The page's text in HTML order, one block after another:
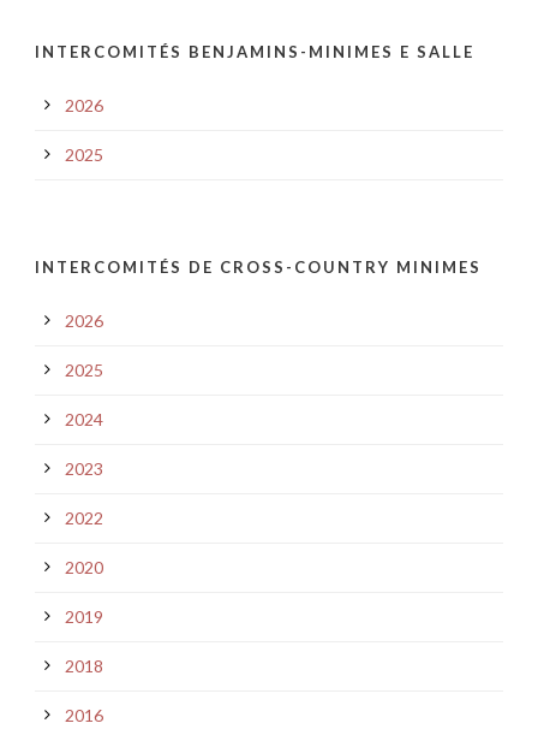
INTERCOMITÉS BENJAMINS-MINIMES E SALLE
2026
2025
INTERCOMITÉS DE CROSS-COUNTRY MINIMES
2026
2025
2024
2023
2022
2020
2019
2018
2016